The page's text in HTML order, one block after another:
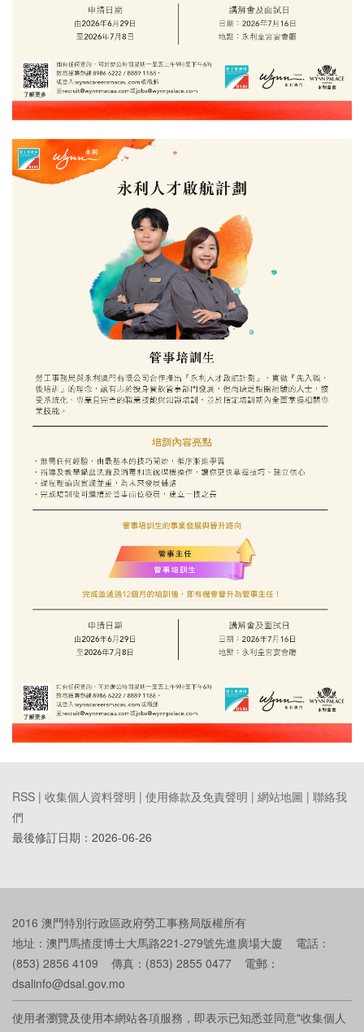
RSS | 收集個人資料聲明 | 使用條款及免責聲明 | 網站地圖 | 聯絡我
們
最後修訂日期： 2026-06-26
2016 澳門特別行政區政府勞工事務局版權所有
地址：澳門馬揸度博士大馬路221-279號先進廣場大廈 電話：
(853) 2856 4109 傳真：(853) 2855 0477 電郵：
dsalinfo@dsal.gov.mo
使用者瀏覽及使用本網站各項服務，即表示已知悉並同意"收集個人